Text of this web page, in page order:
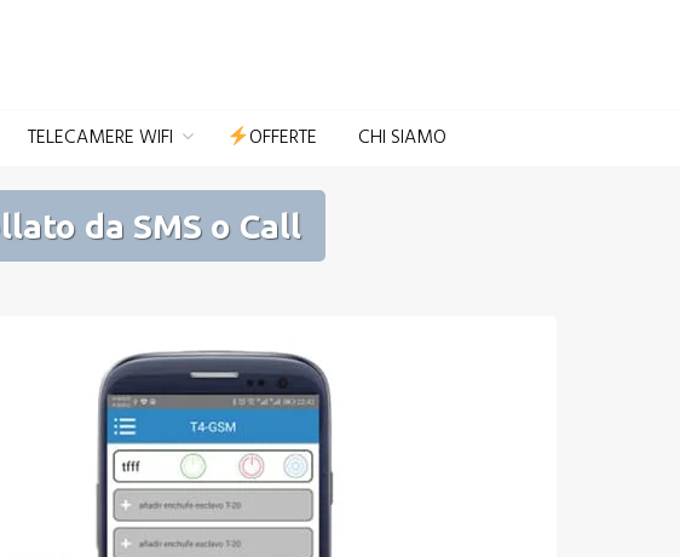
TELECAMERE WIFI OFFERTE CHI SIAMO
da SMS o Call